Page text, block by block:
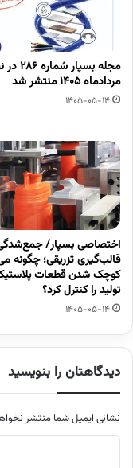
مجله بسپار
مردادماه 1405 منتشر شد
1405-05-14
اختصاصی بسپار/
قالب‌گیری تزریقی؛ چگونه
کوچک شدن قطعات
تولید را کنترل کرد؟
1405-05-14
دیدگاهتان را بنویسید
نشانی ایمیل شما منتشر